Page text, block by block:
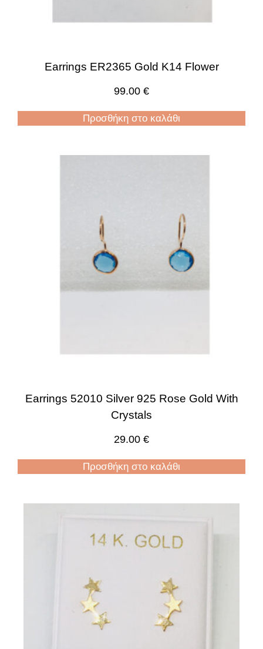
Earrings ER2365 Gold K14 Flower
99.00 €
Προσθήκη στο καλάθι
Earrings 52010 Silver 925 Rose Gold With
Crystals
29.00 €
Προσθήκη στο καλάθι